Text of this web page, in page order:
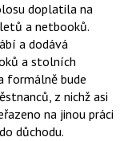
doplatila na
a netbooků.
a dodává
a stolních
formálně bude
z nichž asi
na jinou práci
důchodu.